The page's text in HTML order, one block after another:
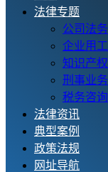
法律专题
公司法务
企业用工
知识产权
刑事业务
税务咨询
法律资讯
典型案例
政策法规
网址导航